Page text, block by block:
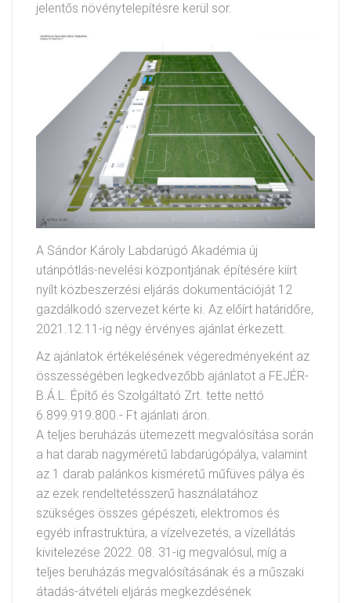
jelentős növénytelepítésre kerül sor.
A Sándor Károly Labdarúgó Akadémia új
utánpótlás-nevelési központjának építésére kiírt
nyílt közbeszerzési eljárás dokumentációját 12
gazdálkodó szervezet kérte ki. Az előírt határidőre,
2021.12.11-ig négy érvényes ajánlat érkezett.
Az ajánlatok értékelésének végeredményeként az
összességében legkedvezőbb ajánlatot a FEJÉR-
B.Á.L. Építő és Szolgáltató Zrt. tette nettó
6.899.919.800.- Ft ajánlati áron.
A teljes beruházás ütemezett megvalósítása során
a hat darab nagyméretű labdarúgópálya, valamint
az 1 darab palánkos kisméretű műfüves pálya és
az ezek rendeltetésszerű használatához
szükséges összes gépészeti, elektromos és
egyéb infrastruktúra, a vízelvezetés, a vízellátás
kivitelezése 2022. 08. 31-ig megvalósul, míg a
teljes beruházás megvalósításának és a műszaki
átadás-átvételi eljárás megkezdésének